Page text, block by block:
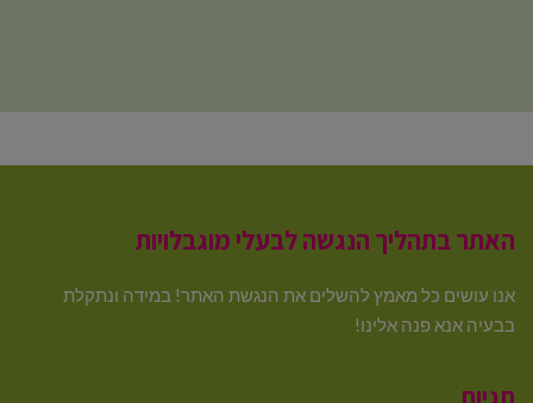
האתר בתהליך הנגשה לבעלי מוגבלויות
אנו עושים כל מאמץ להשלים את הנגשת האתר! במידה ונתקלת
בבעיה אנא פנה אלינו!